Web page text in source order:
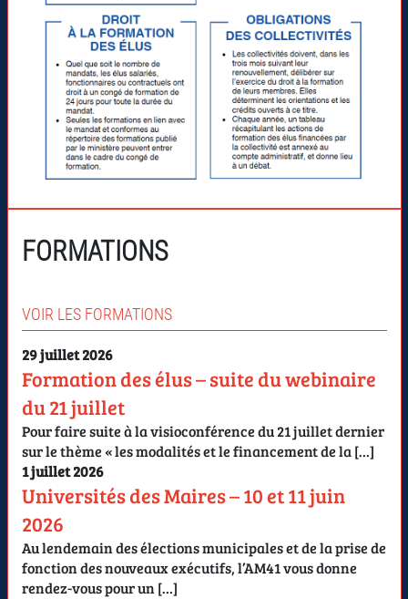
FORMATIONS
VOIR LES FORMATIONS
29 juillet 2026
Formation des élus – suite du webinaire
du 21 juillet
Pour faire suite à la visioconférence du 21 juillet dernier
sur le thème « les modalités et le financement de la […]
1 juillet 2026
Universités des Maires – 10 et 11 juin
2026
Au lendemain des élections municipales et de la prise de
fonction des nouveaux exécutifs, l’AM41 vous donne
rendez-vous pour un […]